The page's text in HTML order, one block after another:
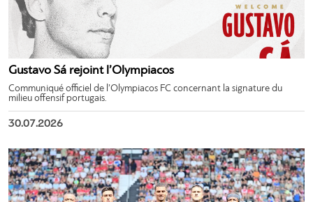
Gustavo Sá rejoint l’Olympiacos
Communiqué officiel de l’Olympiacos FC concernant la signature du
milieu offensif portugais.
30.07.2026